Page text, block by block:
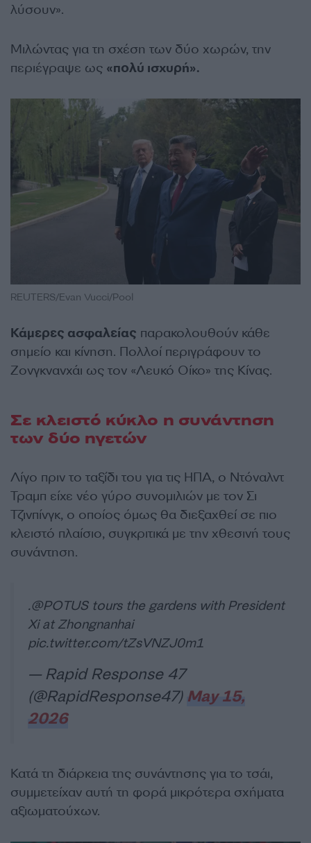
λύσουν».
Μιλώντας για τη σχέση των δύο χωρών, την
περιέγραψε ως «πολύ ισχυρή».
REUTERS/Evan Vucci/Pool
Κάμερες ασφαλείας παρακολουθούν κάθε
σημείο και κίνηση. Πολλοί περιγράφουν το
Ζονγκνανχάι ως τον «Λευκό Οίκο» της Κίνας.
Σε κλειστό κύκλο η συνάντηση
των δύο ηγετών
Λίγο πριν το ταξίδι του για τις ΗΠΑ, ο Ντόναλντ
Τραμπ είχε νέο γύρο συνομιλιών με τον Σι
Τζινπίνγκ, ο οποίος όμως θα διεξαχθεί σε πιο
κλειστό πλαίσιο, συγκριτικά με την χθεσινή τους
συνάντηση.
.@POTUStours the gardens with President
Xi at Zhongnanhai
pic.twitter.com/tZsVNZJ0m1
— Rapid Response 47
(@RapidResponse47) May 15,
2026
Κατά τη διάρκεια της συνάντησης για το τσάι,
συμμετείχαν αυτή τη φορά μικρότερα σχήματα
αξιωματούχων.